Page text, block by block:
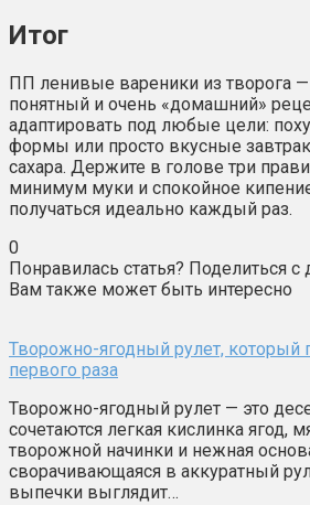
Итог
ПП ленивые вареники из творога
понятный и очень «домашний»
адаптировать под любые цели:
формы или просто вкусные
сахара. Держите в голове три
минимум муки и спокойное
получаться идеально каждый раз.
0
Понравилась статья? Поделиться с
Вам также может быть интересно
Творожно-ягодный рулет, который
первого раза
Творожно-ягодный рулет — это
сочетаются легкая кислинка ягод,
творожной начинки и нежная
сворачивающаяся в аккуратный
выпечки выглядит…